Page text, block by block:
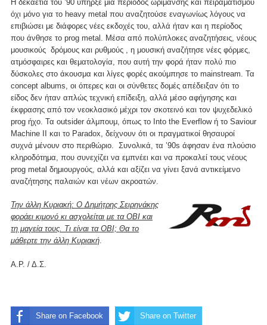
Η δεκαετία του ’90 υπήρξε μια περίοδος ωρίμανσης και πειραματισμού
όχι μόνο για το heavy metal που αναζητούσε εναγωνίως λόγους να
επιβιώσει με διάφορες νέες εκδοχές του, αλλά ήταν και η περίοδος
που άνθησε το prog metal. Μέσα από πολύπλοκες αναζητήσεις, νέους
μουσικούς δρόμους και ρυθμούς , η μουσική αναζήτησε νέες φόρμες,
ατμόσφαιρες και θεματολογία, που αυτή την φορά ήταν πολύ πιο
δύσκολες στο άκουσμα και λίγες φορές ακούμπησε το mainstream. Τα
concept albums, οι όπερες και οι σύνθετες δομές απέδειξαν ότι το
είδος δεν ήταν απλώς τεχνική επίδειξη, αλλά μέσο αφήγησης και
έκφρασης από τον νεοκλασικό μέχρι τον σκοτεινό και τον ψυχεδελικό
prog ήχο. Τα outsider άλμπουμ, όπως το Into the Everflow ή το Saviour
Machine II και το Paradox, δείχνουν ότι οι πραγματικοί θησαυροί
συχνά μένουν στο περιθώριο. Συνολικά, τα ’90s άφησαν ένα πλούσιο
κληροδότημα, που συνεχίζει να εμπνέει και να προκαλεί τους νέους
prog metal δημιουργούς, αλλά και αξίζει να γίνει ξανά αντικείμενο
αναζήτησης παλαιών και νέων ακροατών.
Την άλλη Κυριακή: Ο Δημήτρης Σειρηνάκης
φοράει κιμονό κι ασχολείται με τα OBI και
τη μαγεία τους. Τι είναι τα ΟΒΙ; Θα το
μάθερτε την άλλη Κυριακή.
Α.Ρ. / Δ.Σ.
Share on Facebook Share on Twitter